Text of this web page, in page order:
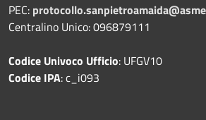
PEC:
Centralino Unico: 096879111
Codice Univoco Ufficio: UFGV10
Codice IPA: c_i093